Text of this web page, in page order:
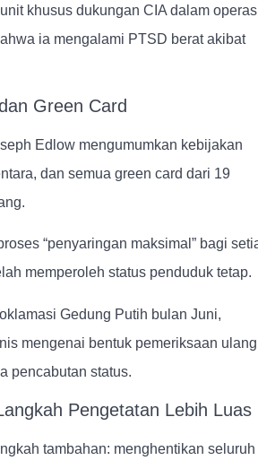
khusus dukungan CIA dalam
ia mengalami PTSD berat akibat
Green Card
Edlow mengumumkan kebijakan
dan semua green card dari 19
“penyaringan maksimal” bagi
memperoleh status penduduk tetap.
Gedung Putih bulan Juni,
mengenai bentuk pemeriksaan ulang
pencabutan status.
Pengetatan Lebih Luas
tambahan: menghentikan seluruh